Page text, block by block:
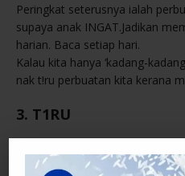
Peringkat seterusnya ialah
supaya anak INGAT.Jadikan
harian. Baca setiap hari.
Kalau kita hanya ‘kadang-
nak t!ru perbuatan kita kerana
3. T1RU
lihat mak atau ayahnya